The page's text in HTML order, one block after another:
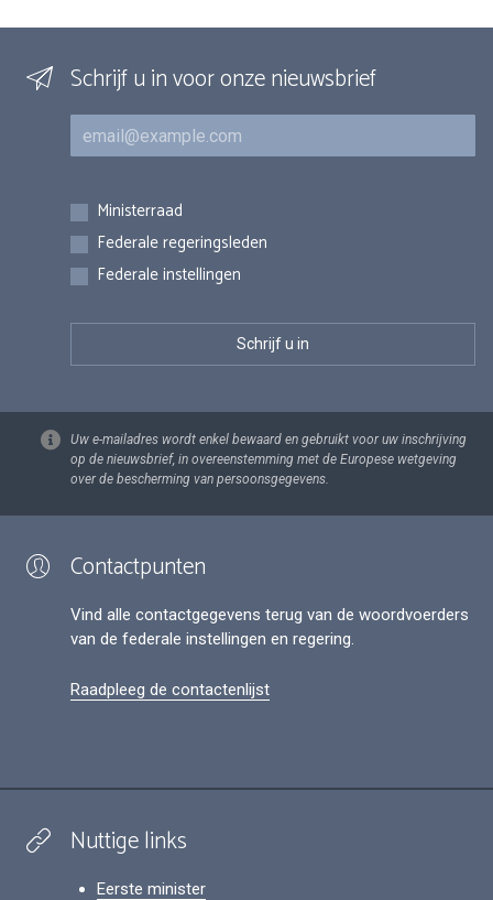
Schrijf u in voor onze nieuwsbrief
E-mail
Inschrijvingen
Ministerraad
Federale regeringsleden
Federale instellingen
Uw e-mailadres wordt enkel bewaard en gebruikt voor uw inschrijving
op de nieuwsbrief, in overeenstemming met de Europese wetgeving
over de bescherming van persoonsgegevens.
Contactpunten
Vind alle contactgegevens terug van de woordvoerders
van de federale instellingen en regering.
Raadpleeg de contactenlijst
Nuttige links
Eerste minister